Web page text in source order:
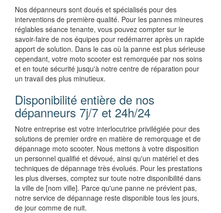
Nos dépanneurs sont doués et spécialisés pour des
interventions de première qualité. Pour les pannes mineures
réglables séance tenante, vous pouvez compter sur le
savoir-faire de nos équipes pour redémarrer après un rapide
apport de solution. Dans le cas où la panne est plus sérieuse
cependant, votre moto scooter est remorquée par nos soins
et en toute sécurité jusqu'à notre centre de réparation pour
un travail des plus minutieux.
Disponibilité entière de nos
dépanneurs 7j/7 et 24h/24
Notre entreprise est votre interlocutrice privilégiée pour des
solutions de premier ordre en matière de remorquage et de
dépannage moto scooter. Nous mettons à votre disposition
un personnel qualifié et dévoué, ainsi qu'un matériel et des
techniques de dépannage très évolués. Pour les prestations
les plus diverses, comptez sur toute notre disponibilité dans
la ville de [nom ville]. Parce qu'une panne ne prévient pas,
notre service de dépannage reste disponible tous les jours,
de jour comme de nuit.